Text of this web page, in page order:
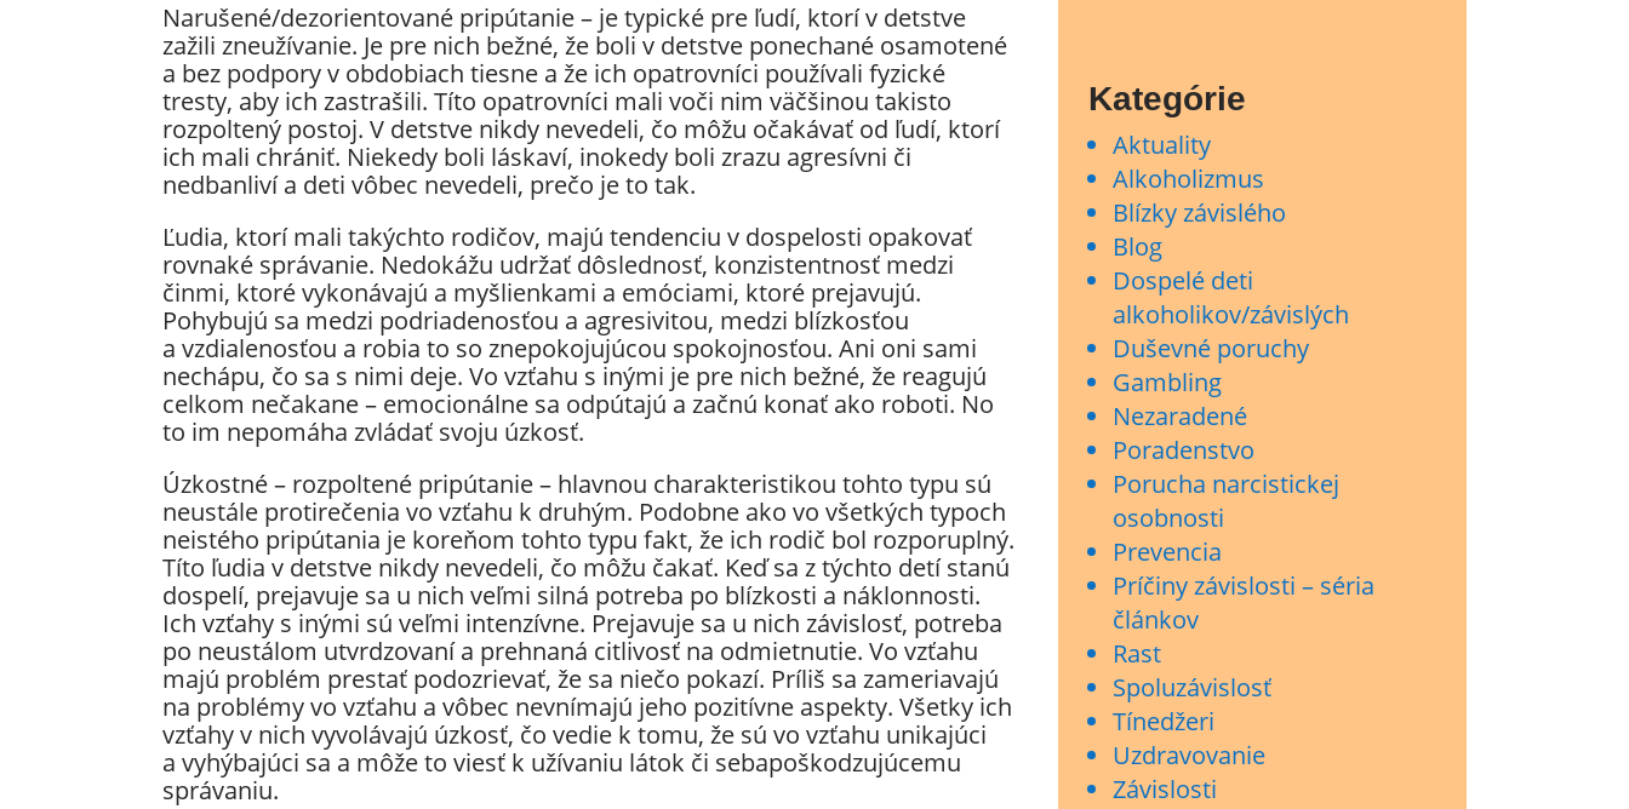
Narušené/dezorientované pripútanie – je typické pre ľudí, ktorí v detstve
zažili zneužívanie. Je pre nich bežné, že boli v detstve ponechané osamotené
a bez podpory v obdobiach tiesne a že ich opatrovníci používali fyzické
tresty, aby ich zastrašili. Títo opatrovníci mali voči nim väčšinou takisto
rozpoltený postoj. V detstve nikdy nevedeli, čo môžu očakávať od ľudí, ktorí
ich mali chrániť. Niekedy boli láskaví, inokedy boli zrazu agresívni či
nedbanliví a deti vôbec nevedeli, prečo je to tak.
Ľudia, ktorí mali takýchto rodičov, majú tendenciu v dospelosti opakovať
rovnaké správanie. Nedokážu udržať dôslednosť, konzistentnosť medzi
činmi, ktoré vykonávajú a myšlienkami a emóciami, ktoré prejavujú.
Pohybujú sa medzi podriadenosťou a agresivitou, medzi blízkosťou
a vzdialenosťou a robia to so znepokojujúcou spokojnosťou. Ani oni sami
nechápu, čo sa s nimi deje. Vo vzťahu s inými je pre nich bežné, že reagujú
celkom nečakane – emocionálne sa odpútajú a začnú konať ako roboti. No
to im nepomáha zvládať svoju úzkosť.
Úzkostné – rozpoltené pripútanie – hlavnou charakteristikou tohto typu sú
neustále protirečenia vo vzťahu k druhým. Podobne ako vo všetkých typoch
neistého pripútania je koreňom tohto typu fakt, že ich rodič bol rozporuplný.
Títo ľudia v detstve nikdy nevedeli, čo môžu čakať. Keď sa z týchto detí stanú
dospelí, prejavuje sa u nich veľmi silná potreba po blízkosti a náklonnosti.
Ich vzťahy s inými sú veľmi intenzívne. Prejavuje sa u nich závislosť, potreba
po neustálom utvrdzovaní a prehnaná citlivosť na odmietnutie. Vo vzťahu
majú problém prestať podozrievať, že sa niečo pokazí. Príliš sa zameriavajú
na problémy vo vzťahu a vôbec nevnímajú jeho pozitívne aspekty. Všetky ich
vzťahy v nich vyvolávajú úzkosť, čo vedie k tomu, že sú vo vzťahu unikajúci
a vyhýbajúci sa a môže to viesť k užívaniu látok či sebapoškodzujúcemu
správaniu.
Kategórie
Aktuality
Alkoholizmus
Blízky závislého
Blog
Dospelé deti
alkoholikov/závislých
Duševné poruchy
Gambling
Nezaradené
Poradenstvo
Porucha narcistickej
osobnosti
Prevencia
Príčiny závislosti – séria
článkov
Rast
Spoluzávislosť
Tínedžeri
Uzdravovanie
Závislosti